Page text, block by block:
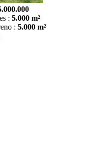
: 5.000 m²
: 5.000 m²